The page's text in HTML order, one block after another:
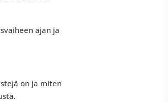
ajan ja
on ja miten